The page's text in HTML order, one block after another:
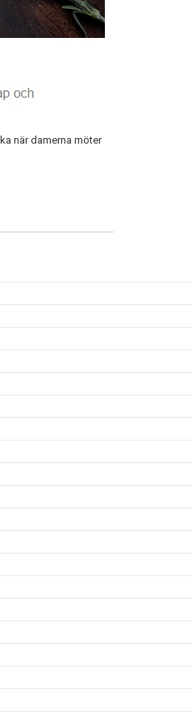
när damerna möter